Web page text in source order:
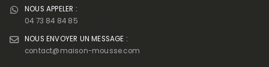
NOUS APPELER :
04 73 84 84 85
NOUS ENVOYER UN MESSAGE :
contact@maison-mousse.com